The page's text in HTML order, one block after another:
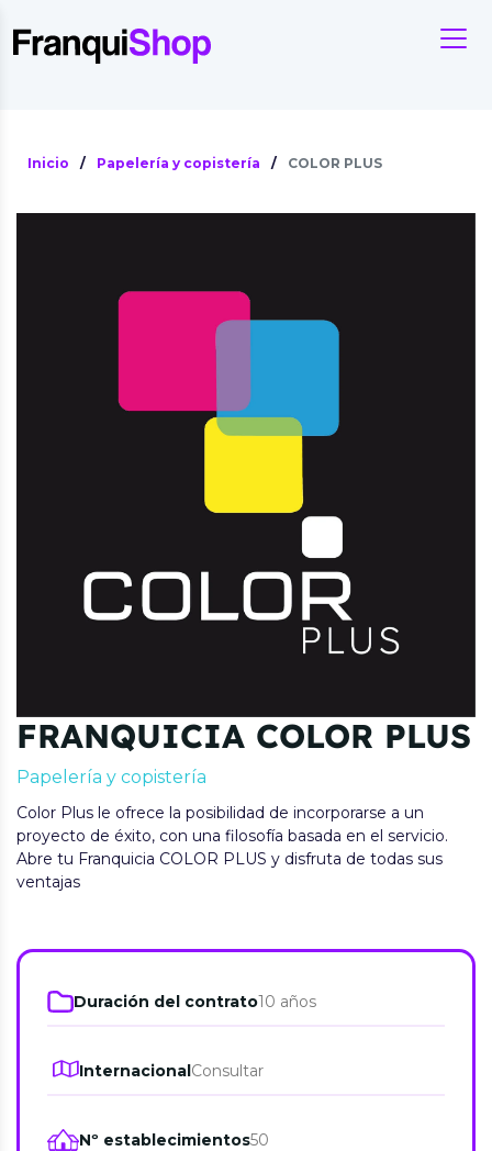
Inicio / Papelería y copistería / COLOR PLUS
FRANQUICIA COLOR PLUS
Papelería y copistería
Color Plus le ofrece la posibilidad de incorporarse a un
proyecto de éxito, con una filosofía basada en el servicio.
Abre tu Franquicia COLOR PLUS y disfruta de todas sus
ventajas
Duración del contrato10 años
InternacionalConsultar
Nº establecimientos50